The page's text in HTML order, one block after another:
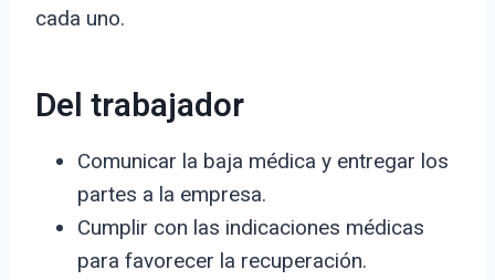
cada uno.
Del trabajador
Comunicar la baja médica y entregar los
partes a la empresa.
Cumplir con las indicaciones médicas
para favorecer la recuperación.